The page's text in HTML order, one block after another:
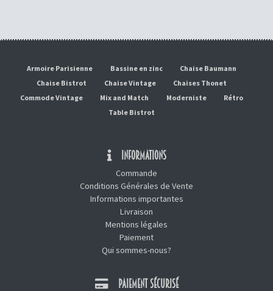
Armoire Parisienne Bassine en zinc
Chaise Baumann
Chaise Bistrot
Chaise Vintage
Chaises Thonet
Commode Vintage
Mix and Match Moderniste
Rétro
Table Bistrot
INFORMATIONS
Commande
Conditions Générales de Vente
Informations importantes
Livraison
Mentions légales
Paiement
Qui sommes-nous?
PAIEMENT SÉCURISÉ